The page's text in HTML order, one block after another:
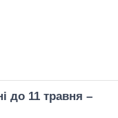
до 11 травня –